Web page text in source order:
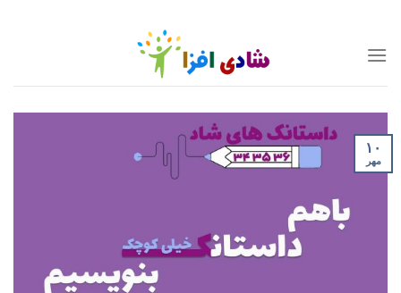
content
۱۰
مهر